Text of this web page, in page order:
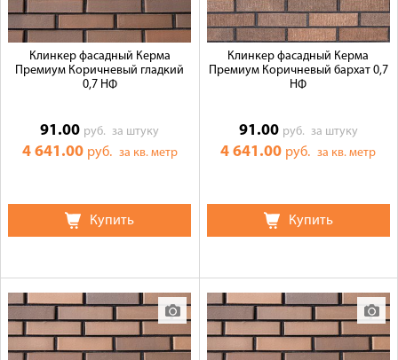
Клинкер фасадный Керма
Премиум Коричневый гладкий
0,7 НФ
91.00 руб.за штуку
4 641.00 руб. за кв. метр
Купить
Клинкер фасадный Керма
Премиум Коричневый бархат 0,7
НФ
91.00 руб. за штуку
4 641.00 руб.за кв. метр
Купить